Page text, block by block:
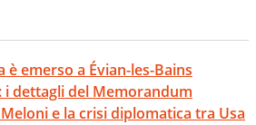
è emerso a Évian-les-Bains
i dettagli del Memorandum
e la crisi diplomatica tra Usa